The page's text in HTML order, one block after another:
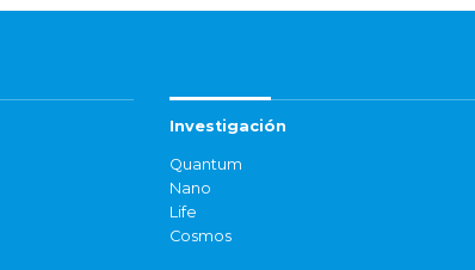
Investigación
Quantum
Nano
Life
Cosmos